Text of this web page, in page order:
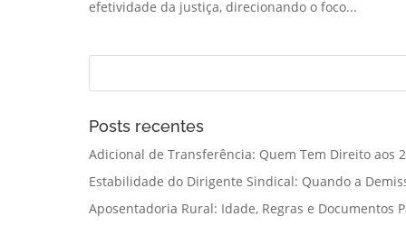
efetividade da justiça, direcionando o foco...
Posts recentes
Adicional de Transferência: Quem Tem Direito aos
Estabilidade do Dirigente Sindical: Quando a
Aposentadoria Rural: Idade, Regras e Documentos